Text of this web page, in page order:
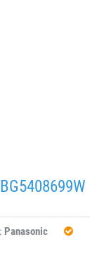
Panasonic